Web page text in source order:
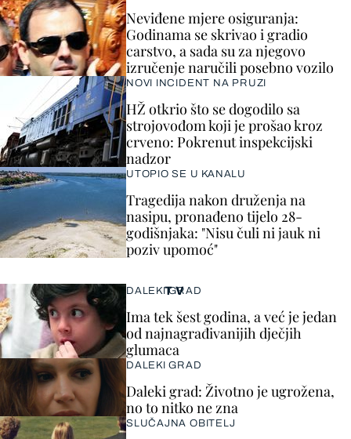
Neviđene mjere osiguranja:
Godinama se skrivao i gradio
carstvo, a sada su za njegovo
izručenje naručili posebno vozilo
NOVI INCIDENT NA PRUZI
HŽ otkrio što se dogodilo sa
strojovođom koji je prošao kroz
crveno: Pokrenut inspekcijski
nadzor
UTOPIO SE U KANALU
Tragedija nakon druženja na
nasipu, pronađeno tijelo 28-
godišnjaka: "Nisu čuli ni jauk ni
poziv upomoć"
TV
DALEKI GRAD
Ima tek šest godina, a već je jedan
od najnagrađivanijih dječjih
glumaca
DALEKI GRAD
Daleki grad: Životno je ugrožena,
no to nitko ne zna
SLUČAJNA OBITELJ